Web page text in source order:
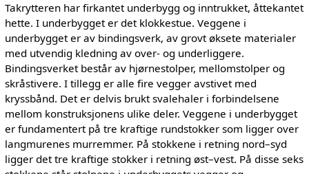
Takrytteren har firkantet underbygg og inntrukket, åttekantet
hette. I underbygget er det klokkestue. Veggene i
underbygget er av bindingsverk, av grovt øksete materialer
med utvendig kledning av over- og underliggere.
Bindingsverket består av hjørnestolper, mellomstolper og
skråstivere. I tillegg er alle fire vegger avstivet med
kryssbånd. Det er delvis brukt svalehaler i forbindelsene
mellom konstruksjonens ulike deler. Veggene i underbygget
er fundamentert på tre kraftige rundstokker som ligger over
langmurenes murremmer. På stokkene i retning nord–syd
ligger det tre kraftige stokker i retning øst–vest. På disse seks